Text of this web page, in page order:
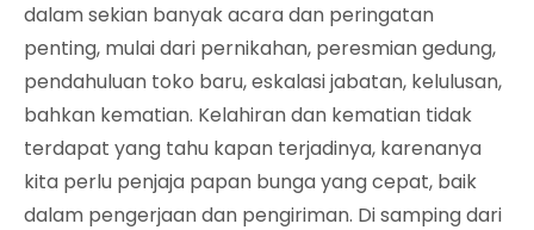
dalam sekian banyak acara dan peringatan
penting, mulai dari pernikahan, peresmian gedung,
pendahuluan toko baru, eskalasi jabatan, kelulusan,
bahkan kematian. Kelahiran dan kematian tidak
terdapat yang tahu kapan terjadinya, karenanya
kita perlu penjaja papan bunga yang cepat, baik
dalam pengerjaan dan pengiriman. Di samping dari